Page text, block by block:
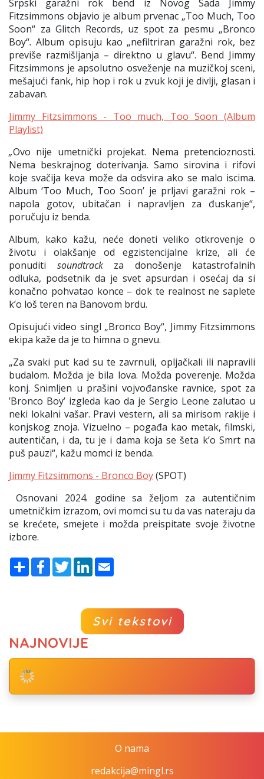
Srpski garažni rok bend iz Novog Sada Jimmy
Fitzsimmons objavio je album prvenac „Too Much, Too
Soon“ za Glitch Records, uz spot za pesmu „Bronco
Boy“.Album opisuju kao „nefiltriran garažni rok, bez
previše razmišljanja – direktno u glavu“. Bend Jimmy
Fitzsimmons je apsolutno osveženje na muzičkoj sceni,
mešajući fank, hip hop i rok u zvuk koji je divlji, glasan i
zabavan.
Jimmy Fitzsimmons - Too much, Too Soon (Album
Playlist)
„Ovo nije umetnički projekat. Nema pretencioznosti.
Nema beskrajnog doterivanja. Samo sirovina i rifovi
koje svačija keva može da odsvira ako se malo iscima.
Album ‘Too Much, Too Soon’ je prljavi garažni rok –
napola gotov, ubitačan i napravljen za đuskanje“,
poručuju iz benda.
Album, kako kažu, neće doneti veliko otkrovenje o
životu i olakšanje od egzistencijalne krize, ali će
ponuditi soundtrackza donošenje katastrofalnih
odluka, podsetnik da je svet apsurdan i osećaj da si
konačno pohvatao konce – dok te realnost ne saplete
k’o loš teren na Banovom brdu.
Opisujući video singl „Bronco Boy“, Jimmy Fitzsimmons
ekipa kaže da je to himna o gnevu.
„Za svaki put kad su te zavrnuli, opljačkali ili napravili
budalom. Možda je bila lova. Možda poverenje. Možda
konj. Snimljen u prašini vojvođanske ravnice, spot za
’Bronco Boy’ izgleda kao da je Sergio Leone zalutao u
neki lokalni vašar. Pravi vestern, ali sa mirisom rakije i
konjskog znoja. Vizuelno – pogađa kao metak, filmski,
autentičan, i da, tu je i dama koja se šeta k’o Smrt na
puš pauzi“, kažu momci iz benda.
Jimmy Fitzsimmons - Bronco Boy(SPOT)
Osnovani 2024. godine sa željom za autentičnim
umetničkim izrazom, ovi momci su tu da vas nateraju da
se krećete, smejete i možda preispitate svoje životne
izbore.
ShareFacebook
TwitterLinkedIn
Svi tekstovi
NAJNOVIJE
O nama
redakcija@mingl.rs